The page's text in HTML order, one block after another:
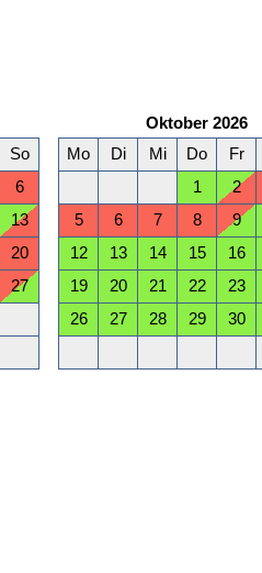
So
6
13
20
27
Oktober 2026
Mo
Di Mi Do Fr
1
2
5
6 7 8 9
12
13 14 15 16
19
20 21 22 23
26
27 28 29 30